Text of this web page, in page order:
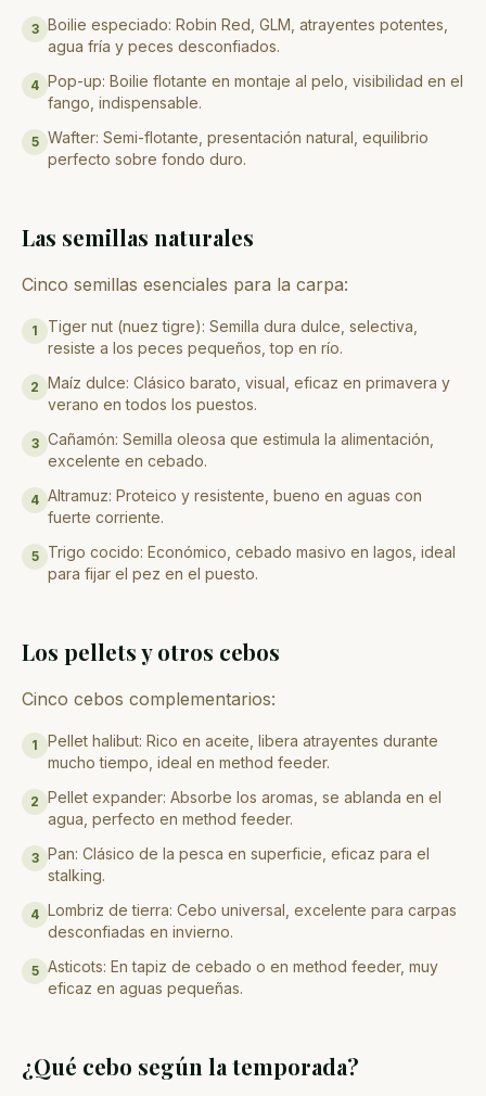
3 Boilie especiado: Robin Red, GLM, atrayentes potentes,
agua fría y peces desconfiados.
4 Pop-up: Boilie flotante en montaje al pelo, visibilidad en el
fango, indispensable.
5 Wafter: Semi-flotante, presentación natural, equilibrio
perfecto sobre fondo duro.
Las semillas naturales
Cinco semillas esenciales para la carpa:
1
Tiger nut (nuez tigre): Semilla dura dulce, selectiva,
resiste a los peces pequeños, top en río.
2 Maíz dulce: Clásico barato, visual, eficaz en primavera y
verano en todos los puestos.
3 Cañamón: Semilla oleosa que estimula la alimentación,
excelente en cebado.
4 Altramuz: Proteico y resistente, bueno en aguas con
fuerte corriente.
5
Trigo cocido: Económico, cebado masivo en lagos, ideal
para fijar el pez en el puesto.
Los pellets y otros cebos
Cinco cebos complementarios:
1
Pellet halibut: Rico en aceite, libera atrayentes durante
mucho tiempo, ideal en method feeder.
2 Pellet expander: Absorbe los aromas, se ablanda en el
agua, perfecto en method feeder.
3 Pan: Clásico de la pesca en superficie, eficaz para el
stalking.
4 Lombriz de tierra: Cebo universal, excelente para carpas
desconfiadas en invierno.
5 Asticots: En tapiz de cebado o en method feeder, muy
eficaz en aguas pequeñas.
¿Qué cebo según la temporada?